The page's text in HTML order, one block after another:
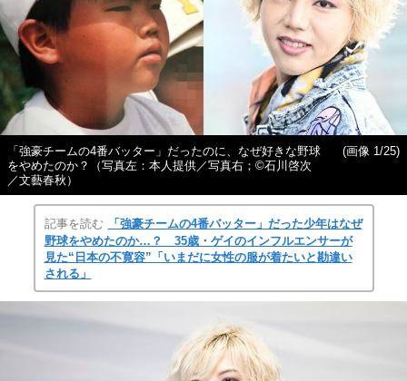
「強豪チームの4番バッター」だったのに、なぜ好きな野球
をやめたのか？（写真左：本人提供／写真右；©石川啓次
／文藝春秋）
(画像 1/25)
記事を読む
「強豪チームの4番バッター」だった少年はなぜ
野球をやめたのか…？ 35歳・ゲイのインフルエンサーが
見た“日本の不寛容”「いまだに女性の服が着たいと勘違い
される」